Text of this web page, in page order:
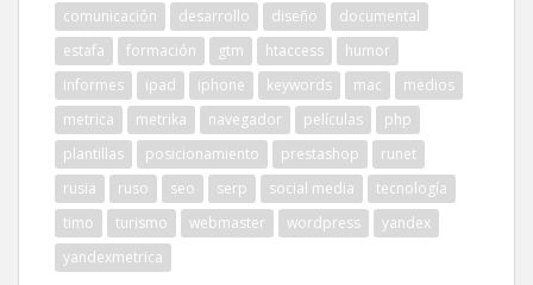
comunicación
desarrollo diseño
documental
estafa
formación gtm htaccess
humor
informes
ipad iphone keywords mac
medios
metrica
metrika navegador películas
php
plantillas
posicionamiento prestashop
runet
rusia
ruso seo serp social media
tecnología
timo
turismo webmaster wordpress
yandex
yandexmetrica